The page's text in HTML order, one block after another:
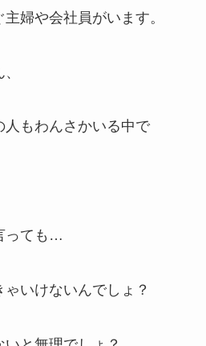
婦や会社員がいます。
もわんさかいる中で
っても…
いけないんでしょ？